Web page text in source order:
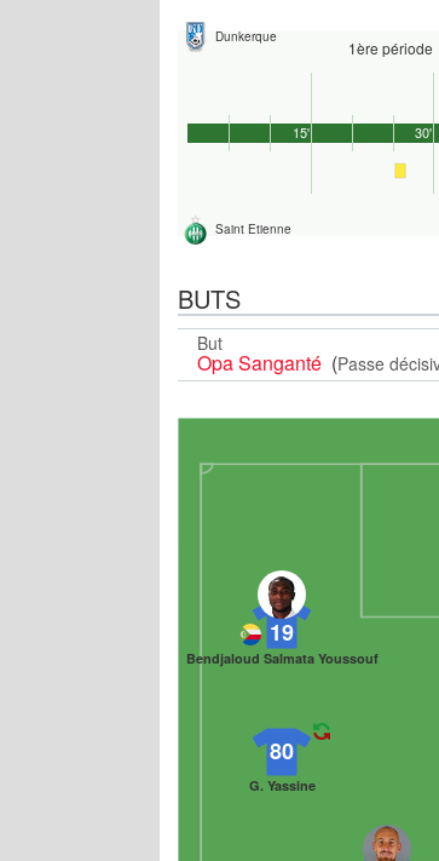
Dunkerque
1ère période
Saint Etienne
15' 30'
BUTS
But
Opa Sanganté (Passe
19
Bendjaloud Salmata Youssouf
80
G. Yassine